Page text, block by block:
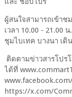
ผู้สนใจสามารถเข้าช
เวลา 10.00 - 21.00
ชุมไบเทค บางนา เดิ
ติดตามข่าวสารโปร
ได้ที่
https://x.com/